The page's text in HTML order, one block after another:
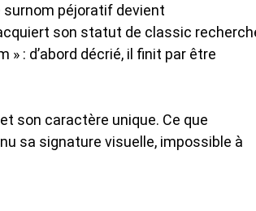
péjoratif devient
son statut de classic
: d’abord décrié, il finit par être
son caractère unique. Ce que
sa signature visuelle, impossible à